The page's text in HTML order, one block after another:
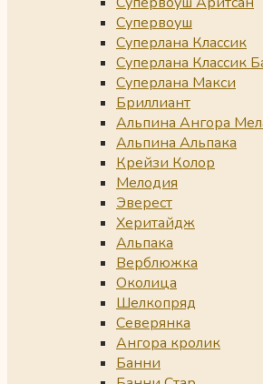
Супервоуш
Суперлана Классик
Суперлана Классик
Суперлана Макси
Бриллиант
Альпина Ангора
Альпина Альпака
Крейзи Колор
Мелодия
Эверест
Херитайдж
Альпака
Верблюжка
Околица
Шелкопряд
Северянка
Ангора кролик
Банни